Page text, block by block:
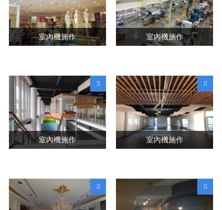
室內機施作 室內機施作
室內機施作 室內機施作